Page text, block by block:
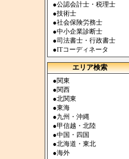
●公認会計士・税理士
●技術士
●社会保険労務士
●中小企業診断士
●司法書士・行政書士
●ITコーディネータ
エリア検索
●関東
●関西
●北関東
●東海
●九州・沖縄
●甲信越・北陸
●中国・四国
●北海道・東北
●海外